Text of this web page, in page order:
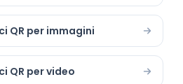
QR per immagini
QR per video